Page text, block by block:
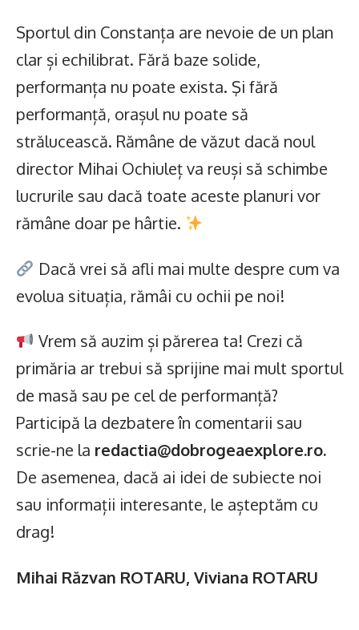
Sportul din Constanța are nevoie de un plan
clar și echilibrat. Fără baze solide,
performanța nu poate exista. Şi fără
performanță, orașul nu poate să
strălucească. Rămâne de văzut dacă noul
director Mihai Ochiuleț va reuși să schimbe
lucrurile sau dacă toate aceste planuri vor
rămâne doar pe hârtie.
Dacă vrei să afli mai multe despre cum va
evolua situația, rămâi cu ochii pe noi!
Vrem să auzim și părerea ta! Crezi că
primăria ar trebui să sprijine mai mult sportul
de masă sau pe cel de performanță?
Participă la dezbatere în comentarii sau
scrie-ne la redactia@dobrogeaexplore.ro.
De asemenea, dacă ai idei de subiecte noi
sau informații interesante, le așteptăm cu
drag!
Mihai Răzvan ROTARU, Viviana ROTARU